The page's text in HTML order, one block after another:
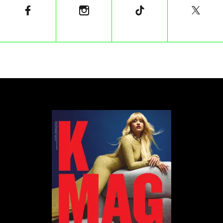
że „Newsweek” za moment zniknie.
właścicielskich perturbacji, które dotknęły tytuł.
które powstały w świecie papierowym, w tym
wirtualnym się nie odnajdują. Są niedopasowane, nie
potrafią przystosować się do specyficznej dla sieci
narracji, a tym bardziej obkurczyć się do rozmiarów,
które wymusza ilość pieniędzy w internecie.
Agnieszka Ścibior: Akurat pieniędzy w internecie jest
coraz więcej.